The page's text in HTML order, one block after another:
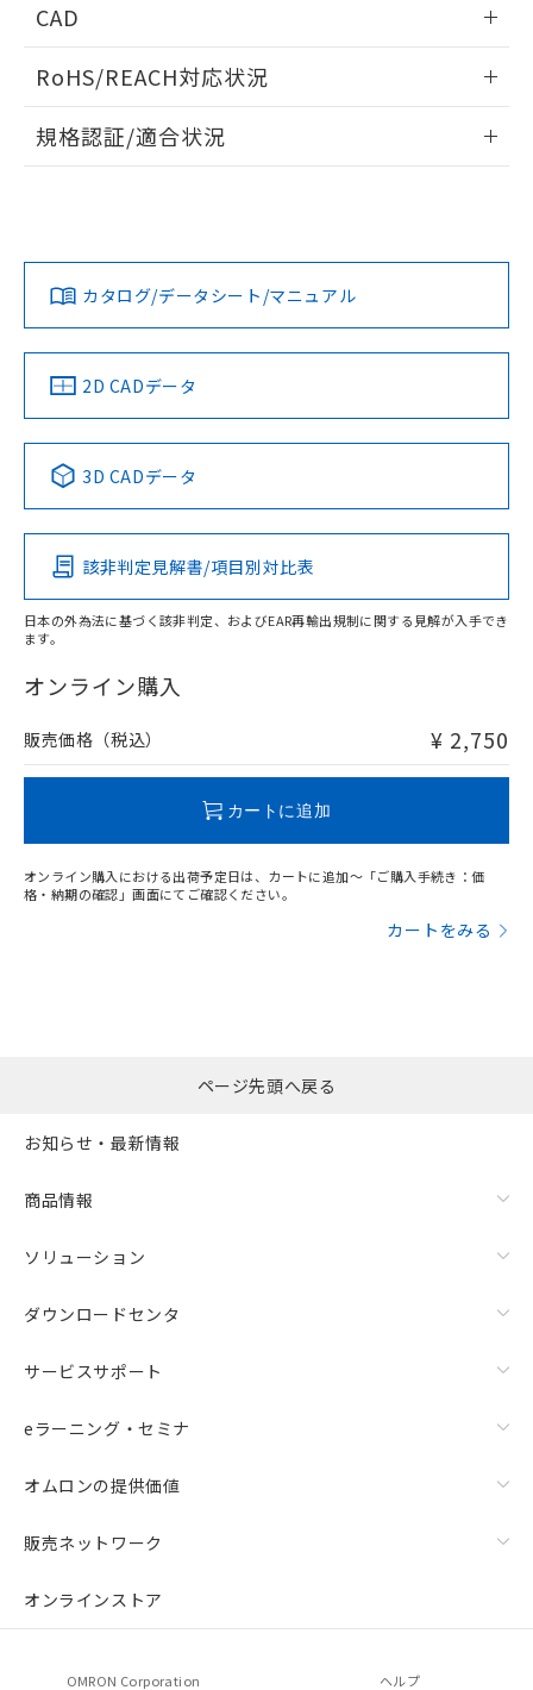
CAD
ドすることができます。
ログイン/会員登録
ダウンロードデータをご利用いただく前に、以下を必ずお読
みください。
ソフトウェアの使用条件
RoHS/REACH対応状況
EU RoHS 注意事項・凡例
対応済み
中国 RoHS 注意事項・凡例
Pb Hg Cd Cr(VI)
O
在庫等で未対応品が混在する可能性があります。
問い合わせください。
規格認証/適合状況
LR型式承認
（イギリス
船舶規格）
DNV型式承認
（ノルウェー
BV型式承認
（フランス
KR型式
（韓国
No No No No
この製品の規格認証/適合状況ページへ
その他の認証はこちらのページからご検索ください
カタログ/データシート/マニュアル
2D CADデータ
3D CADデータ
該非判定見解書/項目別対比表
日本の外為法に基づく該非判定、およびEAR再輸出規制に関する見解が入手でき
ます。
オンライン購入
販売価格（税込） ¥ 2,750
カートに追加
オンライン購入における出荷予定日は、カートに追加～「ご購入手続き：価
格・納期の確認」画面にてご確認ください。
カートをみる
ページ先頭へ戻る
お知らせ・最新情報
商品情報
ソリューション
ダウンロードセンタ
サービスサポート
eラーニング・セミナ
オムロンの提供価値
販売ネットワーク
オンラインストア
OMRON Corporation ヘルプ